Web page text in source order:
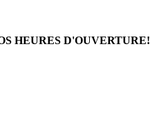
HEURES D'OUVERTURE!